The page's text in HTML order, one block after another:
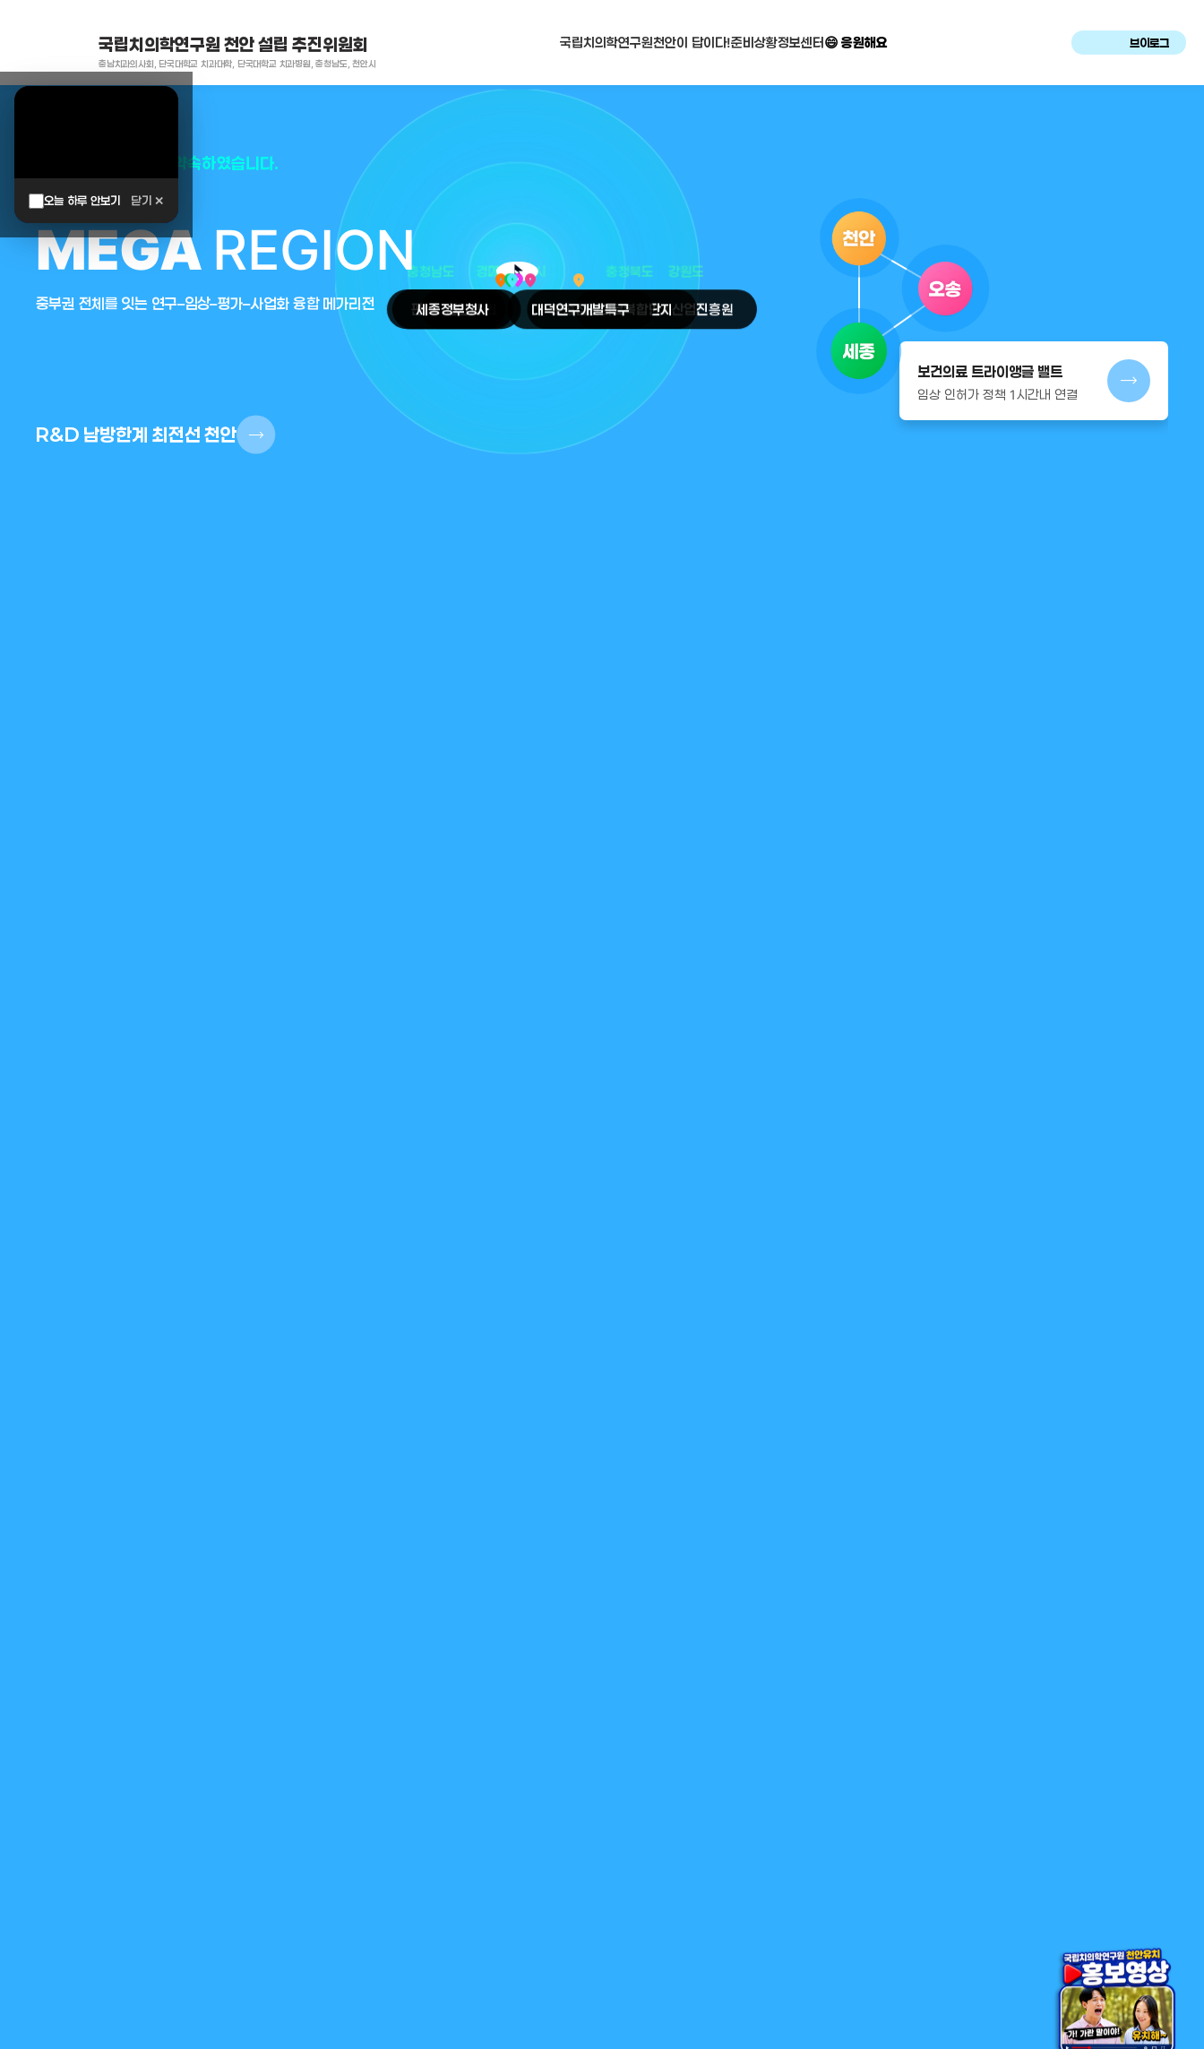
국립치의학연구원 천안 설립 추진위원회
충남치과의사회, 단국대학교 치과대학, 단국대학교 치과병원, 충청남도, 천안시
국립치의학연구원천안이 답이다!준비상황정보센터 😄 응원해요 브이로그
오늘 하루 안보기 닫기 ✕
대한민국은 두번이나 약속하였습니다.
MEGA REGION
중부권 전체를 잇는 연구–임상–평가–사업화 융합 메가리전
R&D 남방한계 최전선 천안
보건의료 트라이앵글 밸트
임상 인허가 정책 1시간내 연결
arrow_selector_tool 강원도
경기도 충청북도
충청남도 대전광역시
place
천안시
place
세종정부청사
place
판교테크노밸리
place
오송첨단의료복합단지
place
대덕연구개발특구
place
원주의료기기산업진흥원